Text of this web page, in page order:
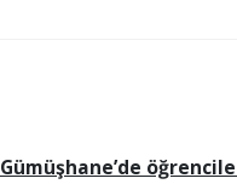
Gümüşhane’de